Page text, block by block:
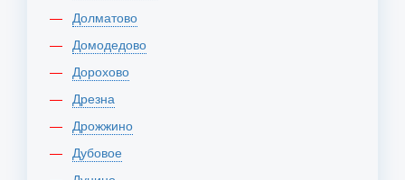
Долматово
Домодедово
Дорохово
Дрезна
Дрожжино
Дубовое